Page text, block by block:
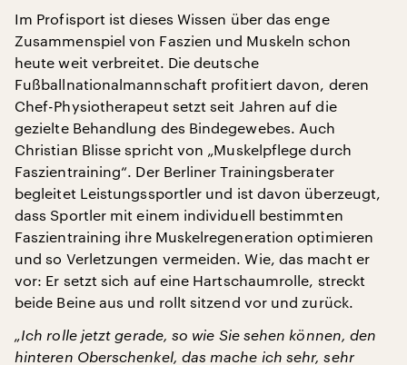
Im Profisport ist dieses Wissen über das enge
Zusammenspiel von Faszien und Muskeln schon
heute weit verbreitet. Die deutsche
Fußballnationalmannschaft profitiert davon, deren
Chef-Physiotherapeut setzt seit Jahren auf die
gezielte Behandlung des Bindegewebes. Auch
Christian Blisse spricht von „Muskelpflege durch
Faszientraining“. Der Berliner Trainingsberater
begleitet Leistungssportler und ist davon überzeugt,
dass Sportler mit einem individuell bestimmten
Faszientraining ihre Muskelregeneration optimieren
und so Verletzungen vermeiden. Wie, das macht er
vor: Er setzt sich auf eine Hartschaumrolle, streckt
beide Beine aus und rollt sitzend vor und zurück.
„Ich rolle jetzt gerade, so wie Sie sehen können, den
hinteren Oberschenkel, das mache ich sehr, sehr